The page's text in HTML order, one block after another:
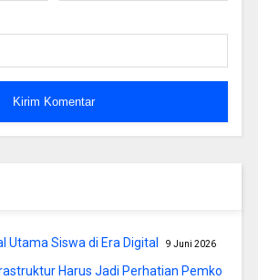
Utama Siswa di Era Digital 9 Juni 2026
Harus Jadi Perhatian Pemko